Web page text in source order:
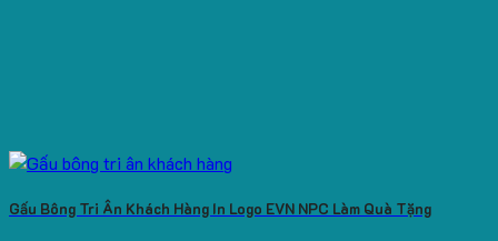
Gấu Bông Tri Ân Khách Hàng In Logo EVN NPC Làm Quà Tặng